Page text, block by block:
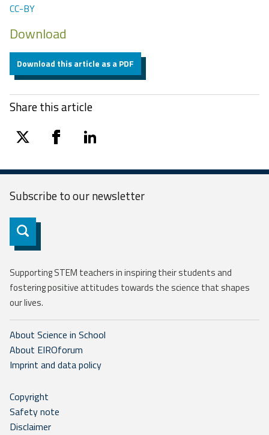
CC-BY
Download
Download this article as a PDF
Share this article
twitter facebooklinkedin
Subscribe to ournewsletter
Subscribe
Supporting STEM teachers in inspiring their students and
fostering positive attitudes towards the science that shapes
our lives.
About Science in School
About EIROforum
Imprint and data policy
Copyright
Safety note
Disclaimer